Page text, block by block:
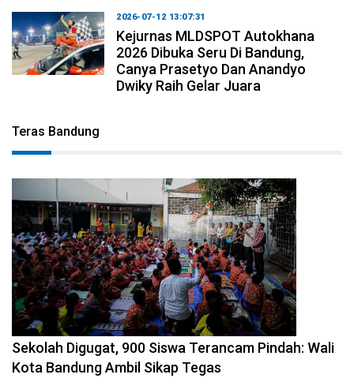
2026-07-12 13:07:31
Kejurnas MLDSPOT Autokhana
2026 Dibuka Seru Di Bandung,
Canya Prasetyo Dan Anandyo
Dwiky Raih Gelar Juara
Teras Bandung
2026-08-08 14:10:48
Sekolah Digugat, 900 Siswa Terancam Pindah: Wali
Kota Bandung Ambil Sikap Tegas